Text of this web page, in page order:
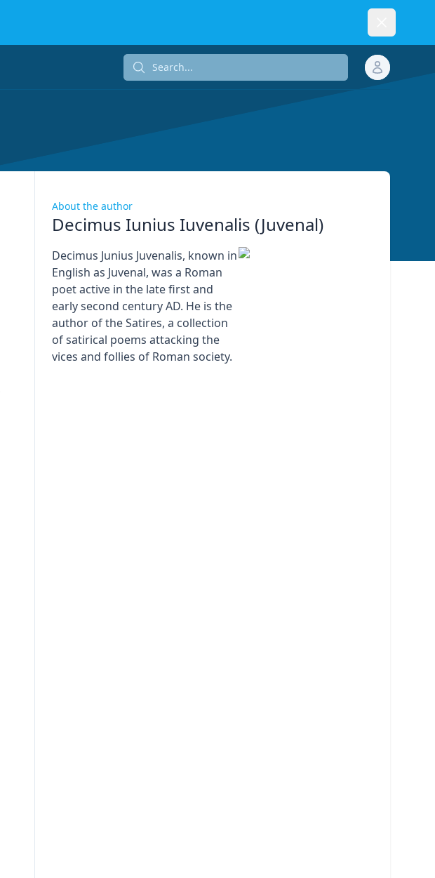
Search...
About the author
Decimus Iunius Iuvenalis (Juvenal)
Decimus Junius Juvenalis, known in
English as Juvenal, was a Roman
poet active in the late first and
early second century AD. He is the
author of the Satires, a collection
of satirical poems attacking the
vices and follies of Roman society.